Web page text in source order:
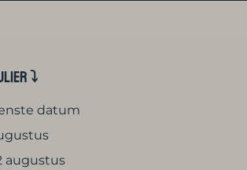
⤵︎
datum
augustus